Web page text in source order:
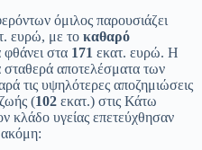
όμιλος παρουσιάζει
ευρώ, με το καθαρό
φθάνει στα 171 εκατ. ευρώ. Η
σταθερά αποτελέσματα των
τις υψηλότερες αποζημιώσεις
(102 εκατ.) στις Κάτω
κλάδο υγείας επετεύχθησαν